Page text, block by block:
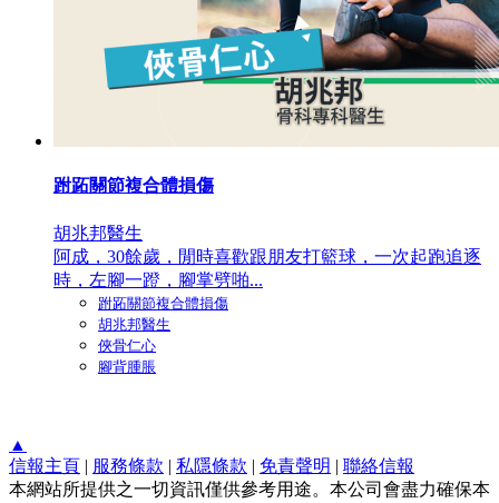
跗跖關節複合體損傷
胡兆邦醫生
阿成，30餘歲，閒時喜歡跟朋友打籃球，一次起跑追逐
時，左腳一蹬，腳掌劈啪...
跗跖關節複合體損傷
胡兆邦醫生
俠骨仁心
腳背腫脹
▲
信報主頁 | 服務條款 | 私隱條款 | 免責聲明 | 聯絡信報
本網站所提供之一切資訊僅供參考用途。本公司會盡力確保本